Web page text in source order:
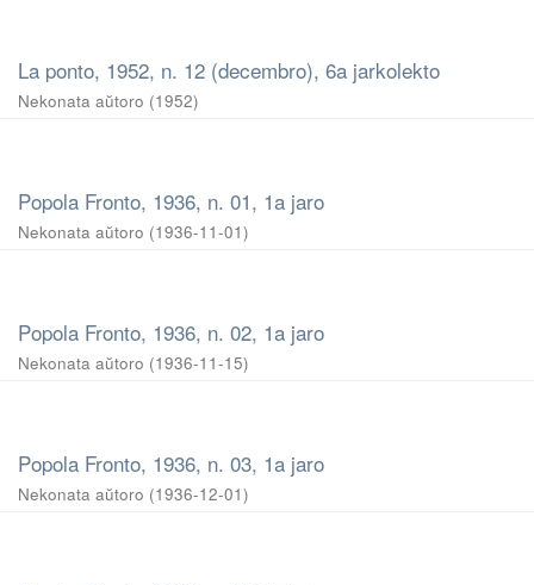
La ponto, 1952, n. 12 (decembro), 6a jarkolekto
Nekonata aŭtoro (1952)
Popola Fronto, 1936, n. 01, 1a jaro
Nekonata aŭtoro (1936-11-01)
Popola Fronto, 1936, n. 02, 1a jaro
Nekonata aŭtoro (1936-11-15)
Popola Fronto, 1936, n. 03, 1a jaro
Nekonata aŭtoro (1936-12-01)